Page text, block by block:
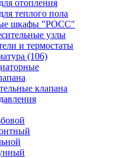
отопления
теплого пола
шкафы "РОСС"
узлы
и термостаты
(106)
клапана